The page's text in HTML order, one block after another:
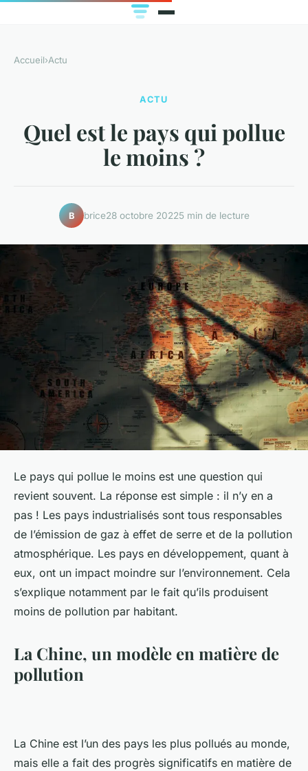
Accueil›Actu
ACTU
Quel est le pays qui pollue
le moins ?
B brice28 octobre 20225 min de lecture
Le pays qui pollue le moins est une question qui
revient souvent. La réponse est simple : il n’y en a
pas ! Les pays industrialisés sont tous responsables
de l’émission de gaz à effet de serre et de la pollution
atmosphérique. Les pays en développement, quant à
eux, ont un impact moindre sur l’environnement. Cela
s’explique notamment par le fait qu’ils produisent
moins de pollution par habitant.
La Chine, un modèle en matière de
pollution
La Chine est l’un des pays les plus pollués au monde,
mais elle a fait des progrès significatifs en matière de